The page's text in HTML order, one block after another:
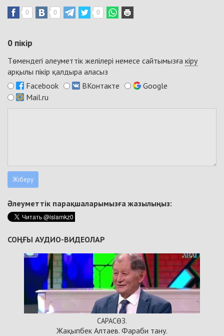
0 0 0
0 пікір
Төмендегі әлеуметтік желілері немесе сайтымызға кіру
арқылы пікір қалдыра аласыз
Facebook
ВКонтакте
Google
Mail.ru
Әлеуметтік парақшаларымызға жазылыңыз:
СОҢҒЫ АУДИО-ВИДЕОЛАР
САРАСӨЗ.
Жақыпбек Алтаев. Фараби тану.